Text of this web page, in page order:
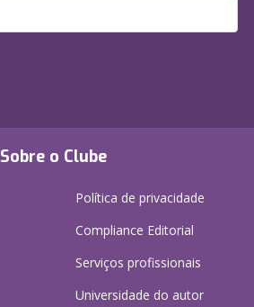
Sobre o Clube
Política de privacidade
Compliance Editorial
Serviços profissionais
Universidade do autor